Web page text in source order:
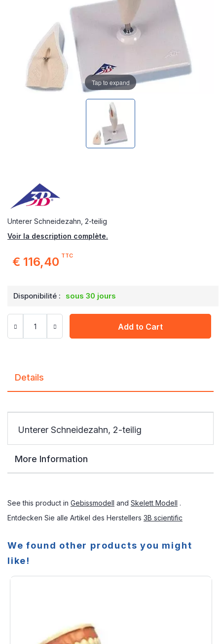
Unterer Schneidezahn, 2-teilig
Voir la description complète.
€ 116,40 TTC
Disponibilité : sous 30 jours
Add to Cart
Tap to expand
Details
Unterer Schneidezahn, 2-teilig
More Information
See this product in Gebissmodell and Skelett Modell .
Entdecken Sie alle Artikel des Herstellers 3B scientific
We found other products you might
like!